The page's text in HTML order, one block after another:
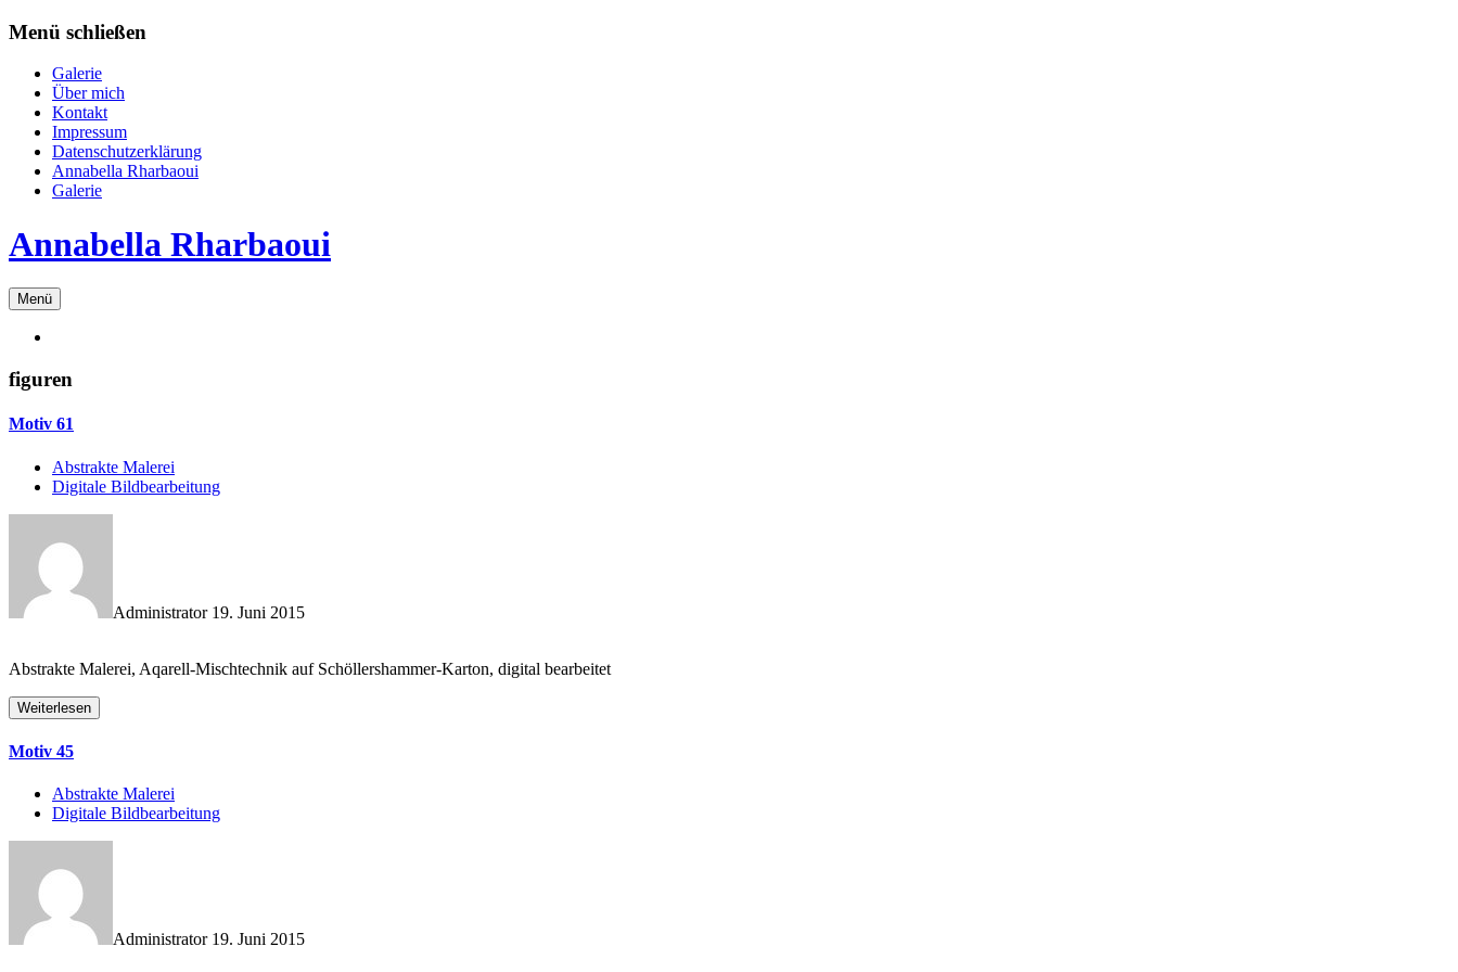
Zum
springen
Menü schließen
Galerie
Über mich
Kontakt
Impressum
Datenschutzerklärung
Annabella Rharbaoui
Galerie
Annabella Rharbaoui
Menü
figuren
Motiv 61
Abstrakte Malerei
Digitale Bildbearbeitung
Administrator 19. Juni 2015
Abstrakte Malerei, Aqarell-Mischtechnik auf Schöllershammer-Karton, digital bearbeitet
Weiterlesen
Motiv 45
Abstrakte Malerei
Digitale Bildbearbeitung
Administrator 19. Juni 2015